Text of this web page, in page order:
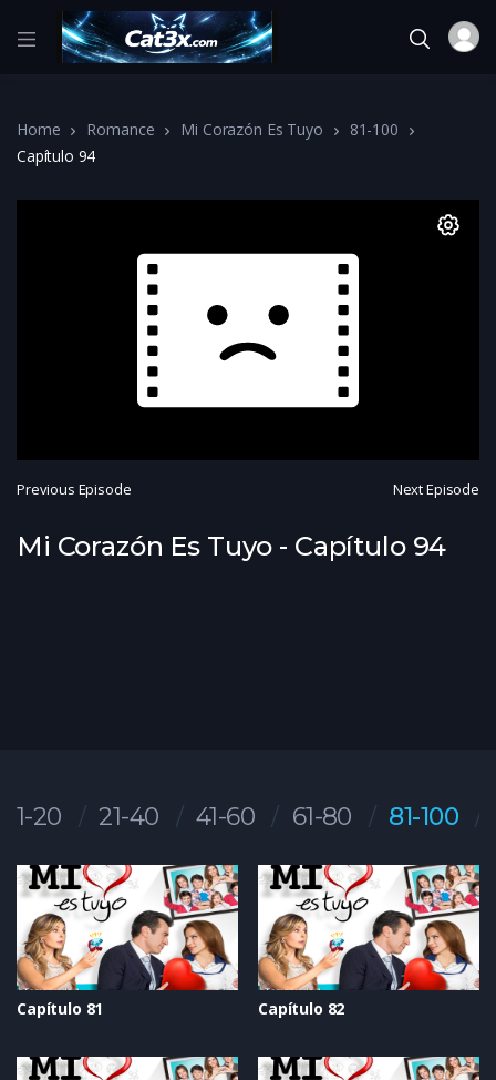
Home Romance Mi Corazón Es Tuyo
81-100
Capítulo 94
Previous Episode Next Episode
Mi Corazón Es Tuyo - Capítulo 94
1-20 21-40 41-60 61-80 81-100
Capítulo 81 Capítulo 82